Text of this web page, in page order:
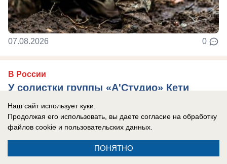
07.08.2026 0
В России
У солистки группы «А'Студио» Кети
Топурии нашли недвижимость более чем
на полмиллиарда рублей
В активе певицы — столичная квартира,
подмосковный особняк и апартаменты в ОАЭ.
Наш сайт использует куки.
Продолжая его использовать, вы даете согласие на обработку
файлов cookie и пользовательских данных.
ПОНЯТНО